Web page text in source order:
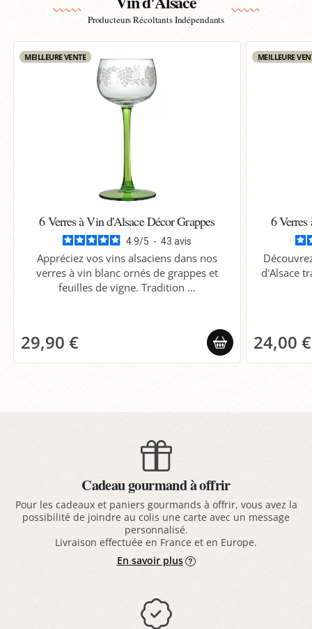
Producteurs Récoltants Indépendants
MEILLEURE VENTE
6 Verres à Vin d'Alsace Décor Grappes
4.9/5 - 43 avis
Appréciez vos vins alsaciens dans nos
verres à vin blanc ornés de grappes et
feuilles de vigne. Tradition ...
29,90 €
MEILLEURE
6
d'Alsace
24,00 €
Cadeau gourmand à offrir
Pour les cadeaux et paniers gourmands à offrir, vous avez la
possibilité de joindre au colis une carte avec un message
personnalisé.
Livraison effectuée en France et en Europe.
En savoir plus